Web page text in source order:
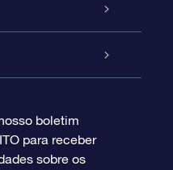
OSR
boletim
para receber
sobre os